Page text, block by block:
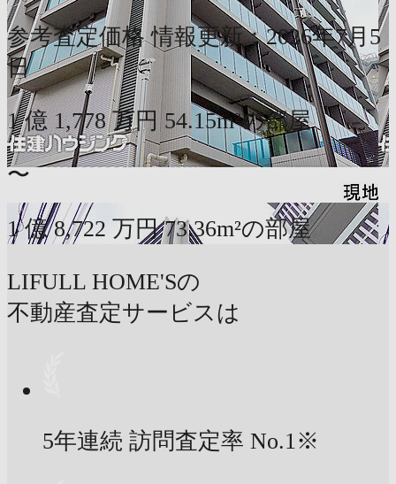
参考査定価格 情報更新：2026年7月5
日
1 億 1,778 万円 54.15m²の部屋
〜
1 億 8,722 万円 73.36m²の部屋
LIFULL HOME'Sの
不動産査定サービスは
5年連続 訪問査定率 No.1※